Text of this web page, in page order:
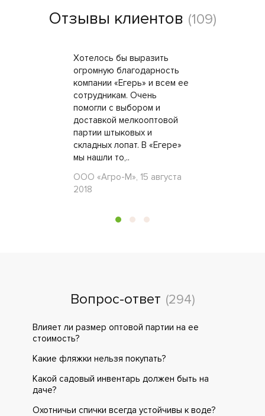
Отзывы клиентов (109)
Хотелось бы выразить
огромную благодарность
компании «Егерь» и всем ее
сотрудникам. Очень
помогли с выбором и
доставкой мелкооптовой
партии штыковых и
складных лопат. В «Егере»
мы нашли то,..
ООО «Агро-М», 15 августа
2018
Вопрос-ответ (294)
Влияет ли размер оптовой партии на ее
стоимость?
Какие фляжки нельзя покупать?
Какой садовый инвентарь должен быть на
даче?
Охотничьи спички всегда устойчивы к воде?